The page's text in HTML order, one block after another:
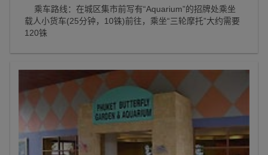
乘车路线：在城区集市前写有“Aquarium”的招牌处乘坐
载人小货车(25分钟，10铢)前往，乘坐“三轮摩托”大约需要
120铢